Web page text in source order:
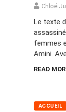
Chloé
Le texte
femmes
Amini.
READ
ACCUEIL